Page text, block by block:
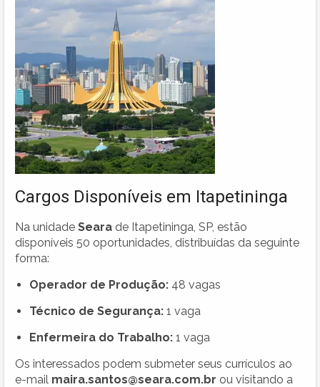
Cargos Disponíveis em Itapetininga
Na unidade Seara de Itapetininga, SP, estão
disponíveis 50 oportunidades, distribuídas da seguinte
forma:
Operador de Produção: 48 vagas
Técnico de Segurança: 1 vaga
Enfermeira do Trabalho: 1 vaga
Os interessados podem submeter seus currículos ao
e-mail maira.santos@seara.com.br ou visitando a